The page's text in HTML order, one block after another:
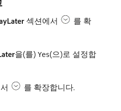
섹션에서
를 확
​을(를) Yes(으)로 설정합
를 확장합니다.